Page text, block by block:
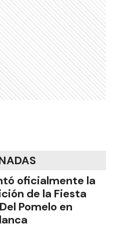
oficialmente la
de la Fiesta
Pomelo en